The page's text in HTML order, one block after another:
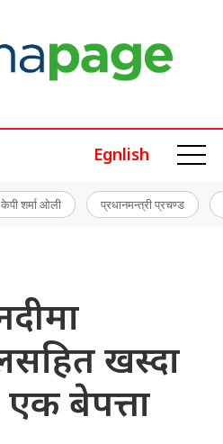
Egnlish
केपी शर्मा ओली प्रधानमन्त्री प्रचण्ड
खस्दा
बेपत्ता